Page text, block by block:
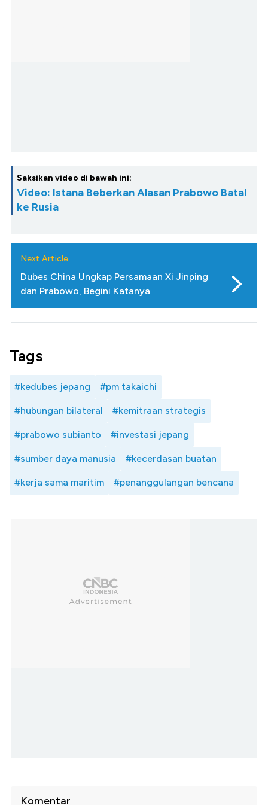
Saksikan video di bawah ini:
Video: Istana Beberkan Alasan Prabowo Batal
ke Rusia
Next Article
Dubes China Ungkap Persamaan Xi Jinping
dan Prabowo, Begini Katanya
Tags
#kedubes jepang #pm takaichi
#hubungan bilateral #kemitraan strategis
#prabowo subianto #investasi jepang
#sumber daya manusia #kecerdasan buatan
#kerja sama maritim #penanggulangan bencana
Komentar